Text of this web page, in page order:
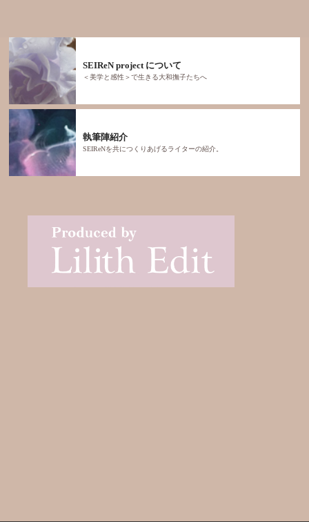
SEIReN project について
＜美学と感性＞で生きる大和撫子たちへ
執筆陣紹介
SEIReNを共につくりあげるライターの紹介。